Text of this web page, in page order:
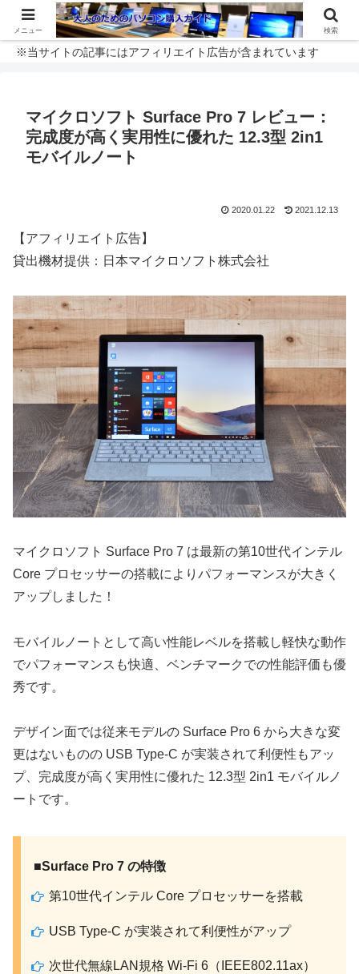
※当サイトの記事にはアフィリエイト広告が含まれています
マイクロソフト Surface Pro 7 レビュー：
完成度が高く実用性に優れた 12.3型 2in1
モバイルノート
2020.01.22 2021.12.13
【アフィリエイト広告】
貸出機材提供：日本マイクロソフト株式会社
マイクロソフト Surface Pro 7 は最新の第10世代インテル
Core プロセッサーの搭載によりパフォーマンスが大きく
アップしました！
モバイルノートとして高い性能レベルを搭載し軽快な動作
でパフォーマンスも快適、ベンチマークでの性能評価も優
秀です。
デザイン面では従来モデルの Surface Pro 6 から大きな変
更はないものの USB Type-C が実装されて利便性もアッ
プ、完成度が高く実用性に優れた 12.3型 2in1 モバイルノ
ートです。
■Surface Pro 7 の特徴
第10世代インテル Core プロセッサーを搭載
USB Type-C が実装されて利便性がアップ
次世代無線LAN規格 Wi-Fi 6（IEEE802.11ax）
メニュー 検索